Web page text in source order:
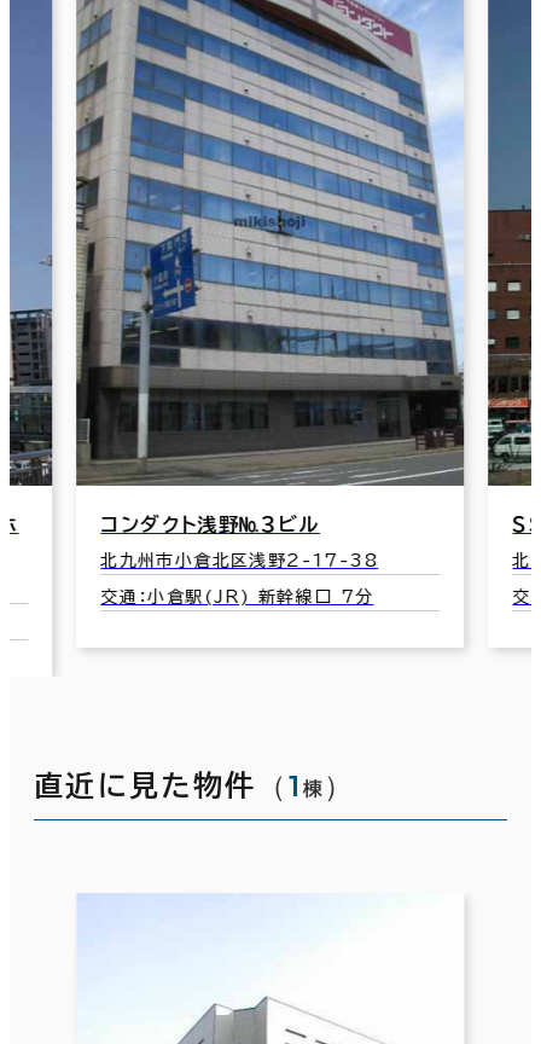
浅野№３ビル
倉北区浅野2-17-38
駅(JR) 新幹線口 7分
北九州市小倉北区浅野
交通：小倉駅(JR) 新幹
直近に見た物件 （1 棟 ）